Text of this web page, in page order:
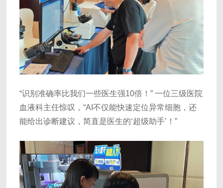
“识别准确率比我们一些医生强10倍！” 一位三级医院
血液科主任惊叹，“AI不仅能快速定位异常细胞，还
能给出诊断建议，简直是医生的‘超级助手’！”